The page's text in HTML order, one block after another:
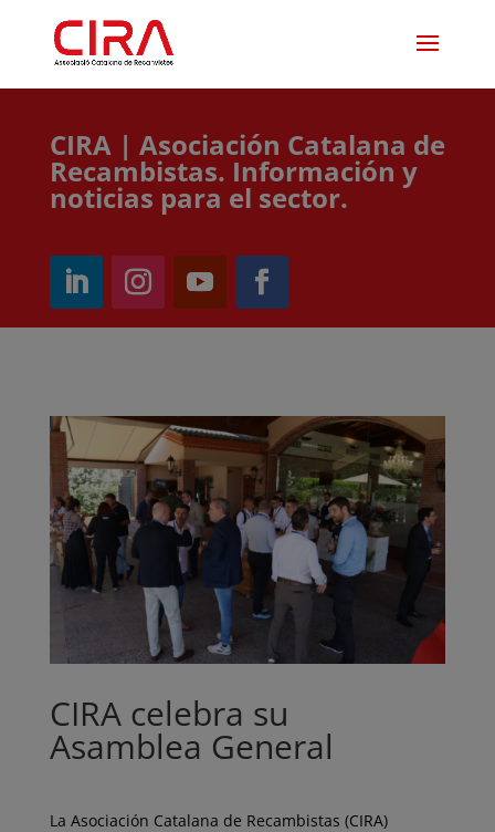
CIRA | Asociación Catalana de
Recambistas. Información y
noticias para el sector.
CIRA celebra su
Asamblea General
La Asociación Catalana de Recambistas (CIRA)